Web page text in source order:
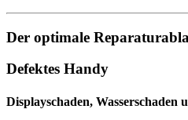
Der optimale
Defektes Handy
Displayschaden, Wasserschaden